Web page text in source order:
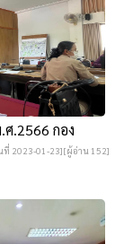
.2566 กอง
ที่ 2023-01-23][ผู้อ่าน 152]